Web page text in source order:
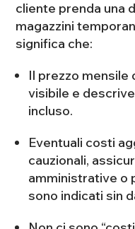
cliente prenda una
magazzini
significa che:
Il prezzo mensile
visibile e
incluso.
Eventuali costi
cauzionali,
amministrative o
sono indicati sin